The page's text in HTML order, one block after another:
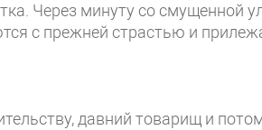
Через минуту со смущенной
с прежней страстью и
давний товарищ и